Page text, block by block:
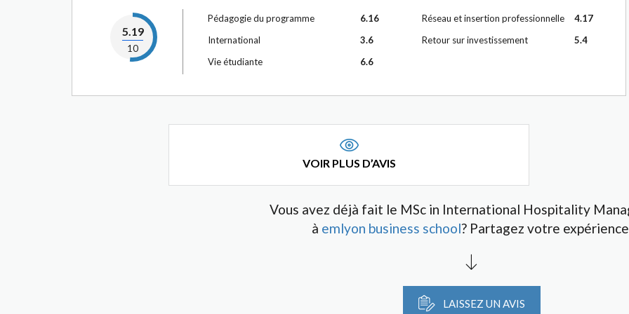
5.19
10
Pédagogie du programme
6.16
International
3.6
Vie étudiante
6.6
Réseau et insertion professionnelle
4.17
Retour sur investissement
5.4
VOIR PLUS D’AVIS
Vous avez déjà fait le MSc in International Hospitality
à emlyon business school? Partagez votre
LAISSEZ UN AVIS